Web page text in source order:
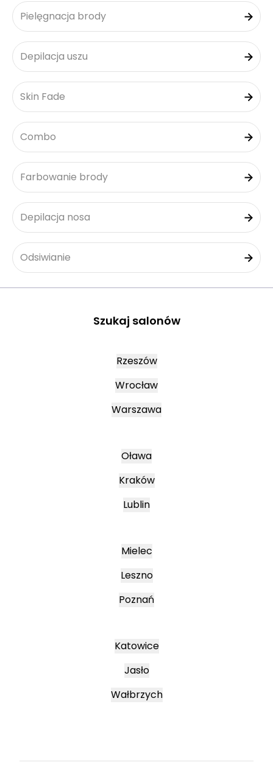
Pielęgnacja brody
Depilacja uszu
Skin Fade
Combo
Farbowanie brody
Depilacja nosa
Odsiwianie
Szukaj salonów
Rzeszów
Wrocław
Warszawa
Oława
Kraków
Lublin
Mielec
Leszno
Poznań
Katowice
Jasło
Wałbrzych